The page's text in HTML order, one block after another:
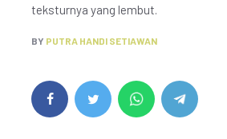
teksturnya yang lembut.
BY PUTRA HANDI SETIAWAN